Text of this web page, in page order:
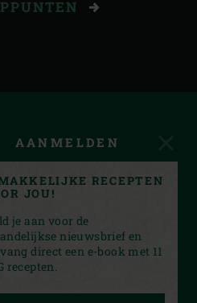
TIKTOKFACEBOOKPINTEREST
AANMELDEN
RECEPTEN
JOU!
je aan voor de
nieuwsbrief en
direct een e-book met 11
recepten.